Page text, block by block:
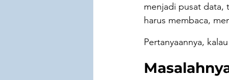
menjadi pusat data,
harus membaca,
Pertanyaannya,